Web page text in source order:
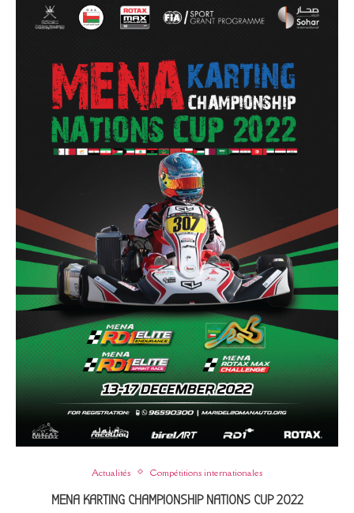
Actualités Compétitions internationales
MENA KARTING CHAMPIONSHIP NATIONS CUP 2022